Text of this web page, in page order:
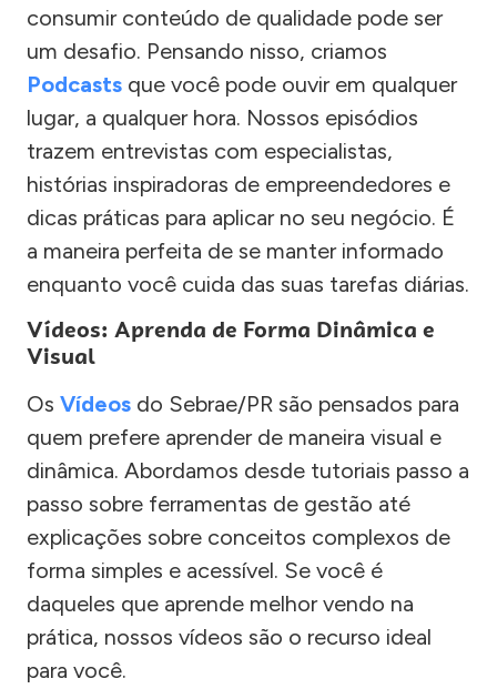
consumir conteúdo de qualidade pode ser
um desafio. Pensando nisso, criamos
Podcasts que você pode ouvir em qualquer
lugar, a qualquer hora. Nossos episódios
trazem entrevistas com especialistas,
histórias inspiradoras de empreendedores e
dicas práticas para aplicar no seu negócio. É
a maneira perfeita de se manter informado
enquanto você cuida das suas tarefas diárias.
Vídeos: Aprenda de Forma Dinâmica e
Visual
Os Vídeos do Sebrae/PR são pensados para
quem prefere aprender de maneira visual e
dinâmica. Abordamos desde tutoriais passo a
passo sobre ferramentas de gestão até
explicações sobre conceitos complexos de
forma simples e acessível. Se você é
daqueles que aprende melhor vendo na
prática, nossos vídeos são o recurso ideal
para você.